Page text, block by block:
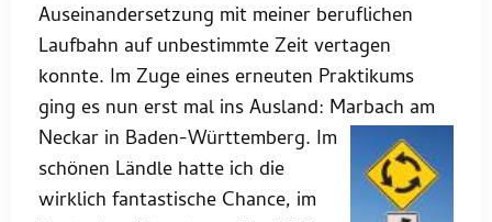
Auseinandersetzung mit meiner beruflichen
Laufbahn auf unbestimmte Zeit vertagen
konnte. Im Zuge eines erneuten Praktikums
ging es nun erst mal ins Ausland: Marbach am
Neckar in Baden-Württemberg. Im
schönen Ländle hatte ich die
wirklich fantastische Chance, im